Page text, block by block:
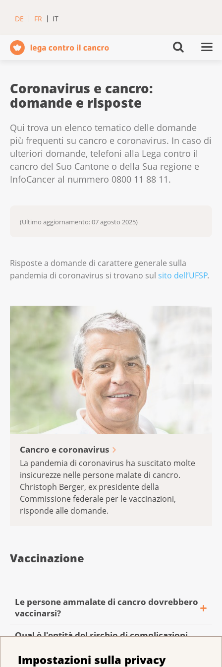
Impostazioni sulla privacy
DE FR IT
Coronavirus e cancro:
domande e risposte
Qui trova un elenco tematico delle domande
più frequenti su cancro e coronavirus. In caso di
ulteriori domande, telefoni alla Lega contro il
cancro del Suo Cantone o della Sua regione e
InfoCancer al nummero 0800 11 88 11.
(Ultimo aggiornamento: 07 agosto 2025)
Risposte a domande di carattere generale sulla
pandemia di coronavirus si trovano sul sito dell’UFSP.
Cancro e coronavirus
La pandemia di coronavirus ha suscitato molte
insicurezze nelle persone malate di cancro.
Christoph Berger, ex presidente della
Commissione federale per le vaccinazioni,
risponde alle domande.
Vaccinazione
Le persone ammalate di cancro dovrebbero
vaccinarsi?
Secondo gli studi, le persone malate di
maggiore di complicazioni gravi dopo
Qual è l'entità del rischio di complicazioni